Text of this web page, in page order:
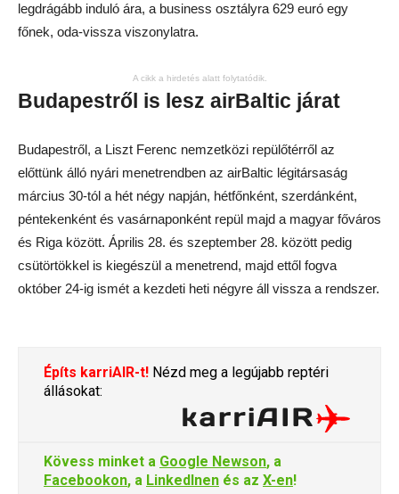
legdrágább induló ára, a business osztályra 629 euró egy
főnek, oda-vissza viszonylatra.
A cikk a hirdetés alatt folytatódik.
Budapestről is lesz airBaltic járat
Budapestről, a Liszt Ferenc nemzetközi repülőtérről az
előttünk álló nyári menetrendben az airBaltic légitársaság
március 30-tól a hét négy napján, hétfőnként, szerdánként,
péntekenként és vasárnaponként repül majd a magyar főváros
és Riga között. Április 28. és szeptember 28. között pedig
csütörtökkel is kiegészül a menetrend, majd ettől fogva
október 24-ig ismét a kezdeti heti négyre áll vissza a rendszer.
Építs karriAIR-t! Nézd meg a legújabb reptéri
állásokat:
Kövess minket a Google Newson, a
Facebookon, a LinkedInen és az X-en!